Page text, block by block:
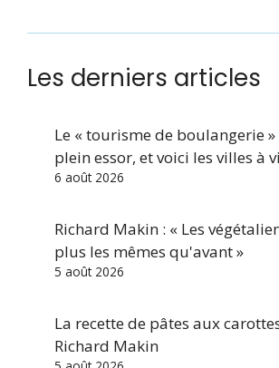
Les derniers articles
Le « tourisme de boulangerie »
plein essor, et voici les villes à
6 août 2026
Richard Makin : « Les
plus les mêmes qu'avant »
5 août 2026
La recette de pâtes aux
Richard Makin